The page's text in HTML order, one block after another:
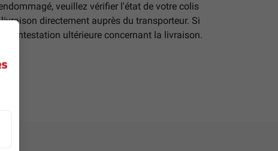
veuillez vérifier l'état de votre colis
directement auprès du transporteur. Si
contestation ultérieure concernant la livraison.